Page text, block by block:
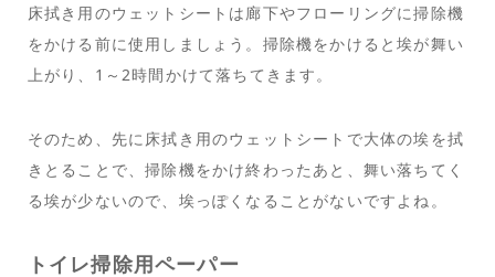
床拭き用のウェットシートは廊下やフローリングに掃除機
をかける前に使用しましょう。掃除機をかけると埃が舞い
上がり、1～2時間かけて落ちてきます。
そのため、先に床拭き用のウェットシートで大体の埃を拭
きとることで、掃除機をかけ終わったあと、舞い落ちてく
る埃が少ないので、埃っぽくなることがないですよね。
トイレ掃除用ペーパー